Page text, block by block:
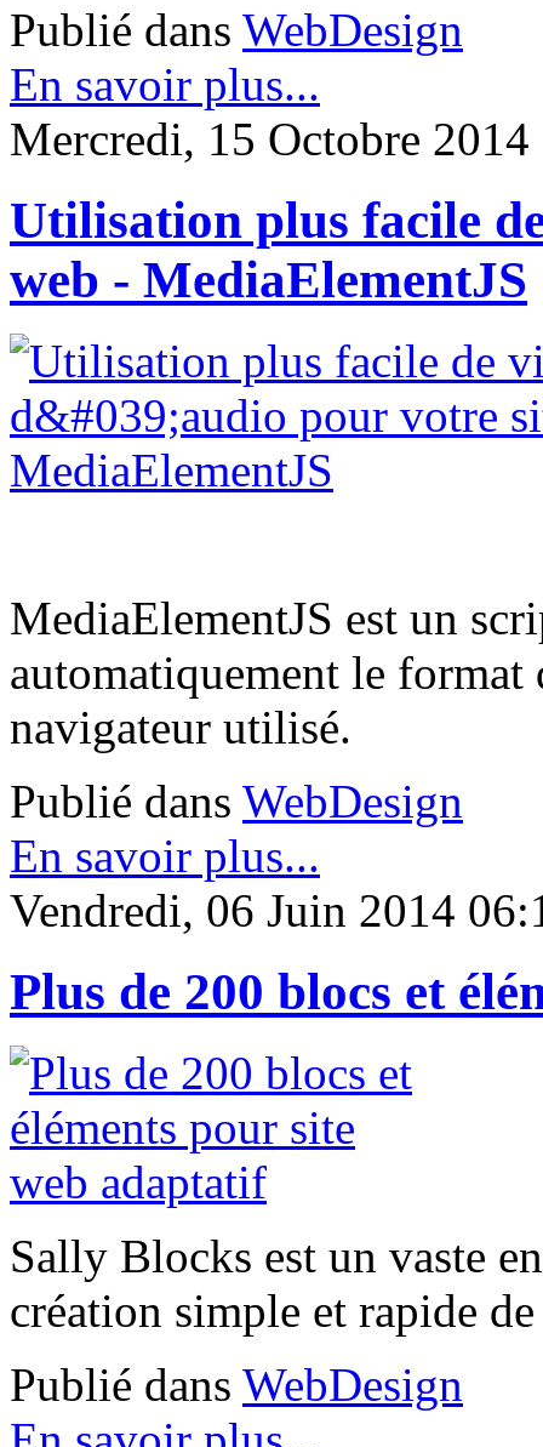
Publié dans WebDesign
En savoir plus...
Mercredi, 15 Octobre 2014
Utilisation plus facile
web - MediaElementJS
MediaElementJS est un
automatiquement le
navigateur utilisé.
Publié dans WebDesign
En savoir plus...
Vendredi, 06 Juin 2014
Plus de 200 blocs et
Sally Blocks est un vaste
création simple et rapide
Publié dans WebDesign